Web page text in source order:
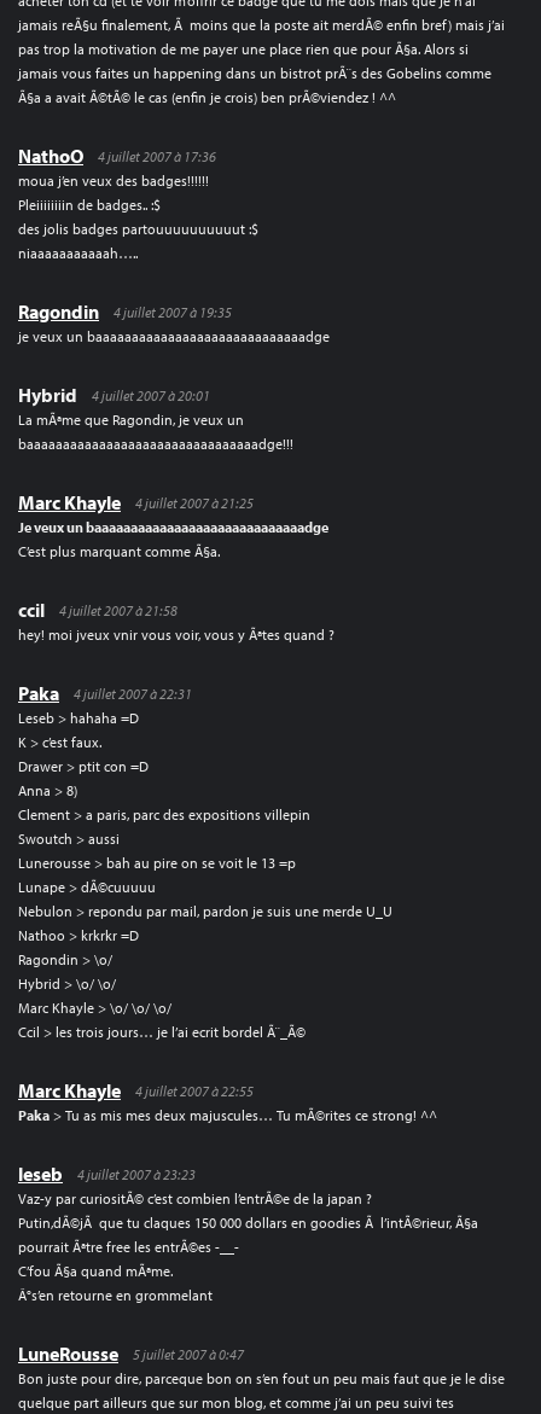
jamais reÃ§u finalement, Ã moins que la poste ait merdÃ© enfin bref) mais j’ai
pas trop la motivation de me payer une place rien que pour Ã§a. Alors si
jamais vous faites un happening dans un bistrot prÃ¨s des Gobelins comme
Ã§a a avait Ã©tÃ© le cas (enfin je crois) ben prÃ©viendez ! ^^
NathoO
4 juillet 2007 à 17:36
moua j’en veux des badges!!!!!!
Pleiiiiiiiin de badges.. :$
des jolis badges partouuuuuuuuuut :$
niaaaaaaaaaaah…..
Ragondin
4 juillet 2007 à 19:35
je veux un baaaaaaaaaaaaaaaaaaaaaaaaaaaaadge
Hybrid
4 juillet 2007 à 20:01
La mÃªme que Ragondin, je veux un
baaaaaaaaaaaaaaaaaaaaaaaaaaaaaaaadge!!!
Marc Khayle
4 juillet 2007 à 21:25
Je veux un baaaaaaaaaaaaaaaaaaaaaaaaaaaaadge
C’est plus marquant comme Ã§a.
ccil
4 juillet 2007 à 21:58
hey! moi jveux vnir vous voir, vous y Ãªtes quand ?
Paka
4 juillet 2007 à 22:31
Leseb > hahaha =D
K > c’est faux.
Drawer > ptit con =D
Anna > 8)
Clement > a paris, parc des expositions villepin
Swoutch > aussi
Lunerousse > bah au pire on se voit le 13 =p
Lunape > dÃ©cuuuuu
Nebulon > repondu par mail, pardon je suis une merde U_U
Nathoo > krkrkr =D
Ragondin > \o/
Hybrid > \o/ \o/
Marc Khayle > \o/ \o/ \o/
Ccil > les trois jours… je l’ai ecrit bordel Ã¨_Ã©
Marc Khayle
4 juillet 2007 à 22:55
Paka > Tu as mis mes deux majuscules… Tu mÃ©rites ce strong! ^^
leseb
4 juillet 2007 à 23:23
Vaz-y par curiositÃ© c’est combien l’entrÃ©e de la japan ?
Putin,dÃ©jÃ que tu claques 150 000 dollars en goodies Ã l’intÃ©rieur, Ã§a
pourrait Ãªtre free les entrÃ©es -__-
C’fou Ã§a quand mÃªme.
Â°s’en retourne en grommelant
LuneRousse
5 juillet 2007 à 0:47
Bon juste pour dire, parceque bon on s’en fout un peu mais faut que je le dise
quelque part ailleurs que sur mon blog, et comme j’ai un peu suivi tes